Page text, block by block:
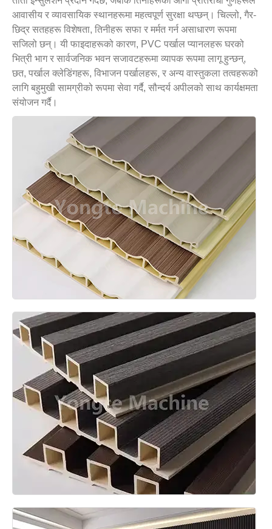
आवासीय र व्यावसायिक स्थानहरूमा महत्वपूर्ण सुरक्षा थप्छन्। चिल्लो, गैर-
छिद्र सतहहरू विशेषता, तिनीहरू सफा र मर्मत गर्न असाधारण रूपमा
सजिलो छन्। यी फाइदाहरूको कारण, PVC पर्खाल प्यानलहरू घरको
भित्री भाग र सार्वजनिक भवन सजावटहरूमा व्यापक रूपमा लागू हुन्छन्,
छत, पर्खाल क्लेडिंगहरू, विभाजन पर्खालहरू, र अन्य वास्तुकला तत्वहरूको
लागि बहुमुखी सामग्रीको रूपमा सेवा गर्दै, सौन्दर्य अपीलको साथ कार्यक्षमता
संयोजन गर्दै।